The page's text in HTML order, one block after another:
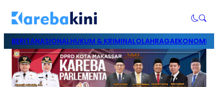
BERITANASIONALHUKUM & KRIMINALOLAHRAGAEKONOMI &